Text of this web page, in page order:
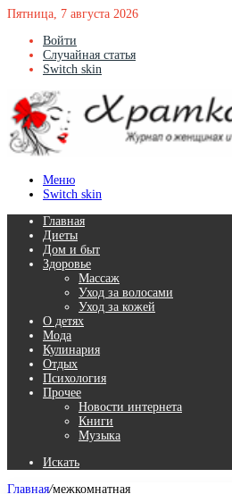
Пятница, 7 августа 2026
Войти
Случайная статья
Switch skin
Меню
Switch skin
Главная
Диеты
Дом и быт
Здоровье
Массаж
Уход за волосами
Уход за кожей
О детях
Мода
Кулинария
Отдых
Психология
Прочее
Новости интернета
Книги
Музыка
Искать
Главная/межкомнатная